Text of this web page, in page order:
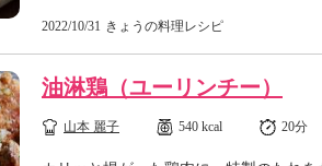
2022/10/31 きょうの料理レシピ
油淋鶏（ユーリンチー）
山本 麗子 540 kcal 20分